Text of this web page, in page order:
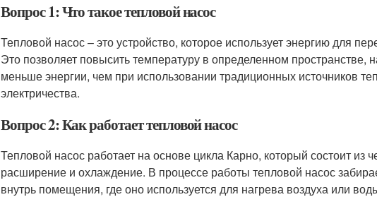
Вопрос 1: Что такое тепловой насос
Тепловой насос – это устройство, которое использует энергию для
Это позволяет повысить температуру в определенном
меньше энергии, чем при использовании традиционных источников
электричества.
Вопрос 2: Как работает тепловой насос
Тепловой насос работает на основе цикла Карно, который состоит из
расширение и охлаждение. В процессе работы тепловой насос
внутрь помещения, где оно используется для нагрева воздуха или